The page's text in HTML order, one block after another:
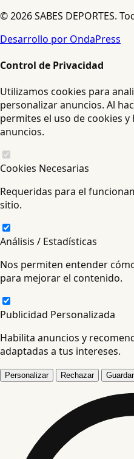
© 2026 SABES DEPORTES.
Desarrollo por OndaPress
Control de Privacidad
Utilizamos cookies para
personalizar anuncios. Al
permites el uso de cookies
anuncios.
Cookies Necesarias
Requeridas para el
sitio.
Análisis / Estadísticas
Nos permiten entender
para mejorar el contenido.
Publicidad Personalizada
Habilita anuncios y
adaptadas a tus intereses.
Personalizar Rechazar